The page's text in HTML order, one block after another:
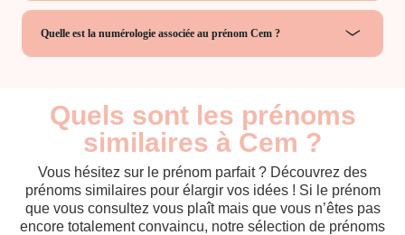
Quelle est la numérologie associée au prénom Cem ?
Quels sont les prénoms
similaires à Cem ?
Vous hésitez sur le prénom parfait ? Découvrez des
prénoms similaires pour élargir vos idées ! Si le prénom
que vous consultez vous plaît mais que vous n’êtes pas
encore totalement convaincu, notre sélection de prénoms